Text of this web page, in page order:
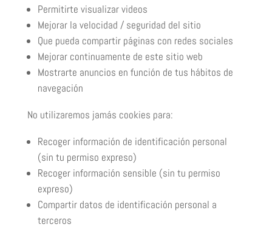
Permitirte visualizar videos
Mejorar la velocidad / seguridad del sitio
Que pueda compartir páginas con redes sociales
Mejorar continuamente de este sitio web
Mostrarte anuncios en función de tus hábitos de
navegación
No utilizaremos jamás cookies para:
Recoger información de identificación personal
(sin tu permiso expreso)
Recoger información sensible (sin tu permiso
expreso)
Compartir datos de identificación personal a
terceros